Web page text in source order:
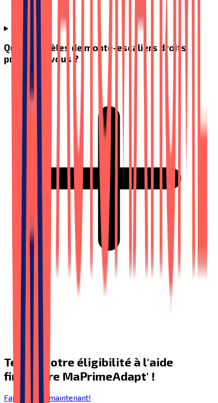
Quels modèles de monte-escaliers droits
proposez-vous ?
Testez votre éligibilité à l'aide
financière MaPrimeAdapt' !
Faire le test maintenant!